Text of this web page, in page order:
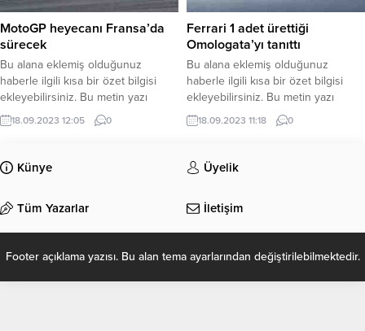
MotoGP heyecanı Fransa’da
sürecek
Bu alana eklemiş olduğunuz
haberle ilgili kısa bir özet bilgisi
ekleyebilirsiniz. Bu metin yazı
düzenleme sayfasında “Özet”
bölümünden eklenebilir. Özet
olarak bu şekilde gösterilir,
eklenmemişse bu alan boş kalır.
18.09.2023 12:05 0
Ferrari 1 adet ürettiği
Omologata’yı tanıttı
Bu alana eklemiş olduğunuz
haberle ilgili kısa bir özet bilgisi
ekleyebilirsiniz. Bu metin yazı
düzenleme sayfasında “Özet”
bölümünden eklenebilir. Özet
olarak bu şekilde gösterilir,
eklenmemişse bu alan boş kalır.
18.09.2023 11:18 0
Künye Üyelik
Tüm Yazarlar İletişim
Footer açıklama yazısı. Bu alan tema ayarlarından değiştirilebilmektedir.